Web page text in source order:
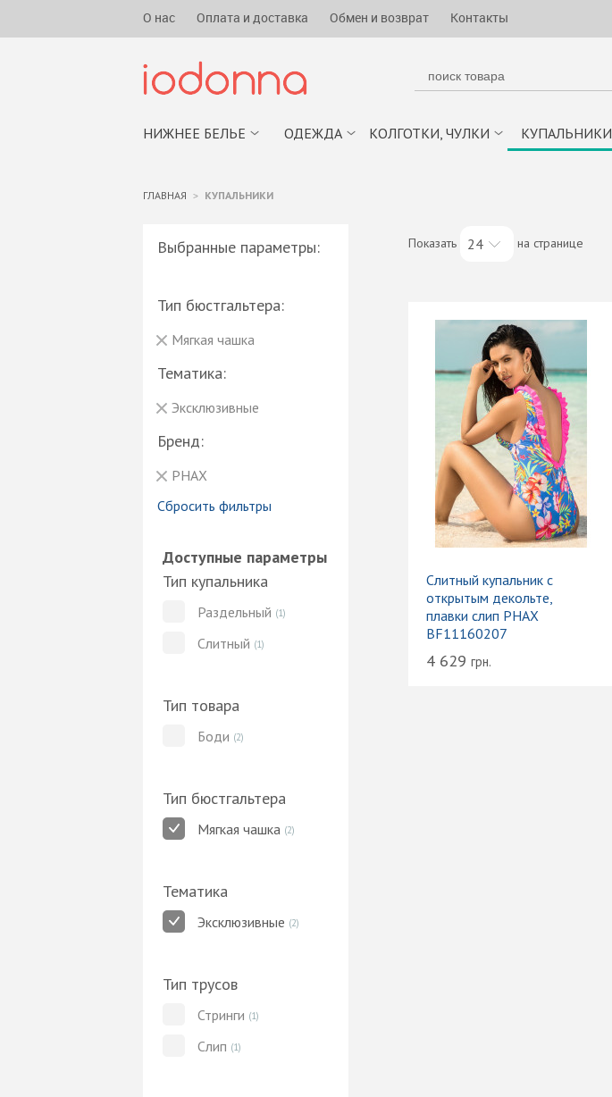
О нас Оплата и доставка Обмен и возврат Контакты
НИЖНЕЕ БЕЛЬЕ ОДЕЖДА КОЛГОТКИ, ЧУЛКИ КУПАЛЬНИКИ
ГЛАВНАЯ КУПАЛЬНИКИ
Показать 24 на странице
Слитный купальник с
открытым декольте,
плавки слип PHAX
BF11160207
4 629 грн.
Выбранные параметры:
Тип бюстгальтера:
Мягкая чашка
Тематика:
Эксклюзивные
Бренд:
PHAX
Сбросить фильтры
Доступные параметры
Тип купальника
Раздельный (1)
Слитный (1)
Тип товара
Боди (2)
Тип бюстгальтера
Мягкая чашка (2)
Тематика
Эксклюзивные (2)
Тип трусов
Стринги (1)
Слип (1)